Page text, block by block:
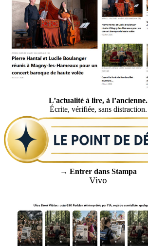
L’actualité à lire, à l’ancienne.
Écrite, vérifiée, sans distraction.
→ Entrer dans Stampa
Vivo